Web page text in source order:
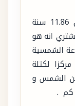
- يتم كوكب المشترى دورته كل 11.86 سنة
انه هو
الشمسية
لكتلة
الشمس و